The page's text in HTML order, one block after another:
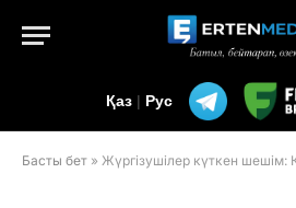
Қаз | Рус
Басты бет » Жүргізушілер күткен шешім: Көлікті